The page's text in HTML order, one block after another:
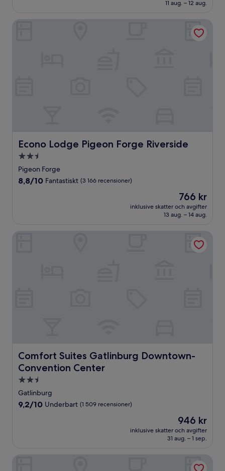
11 aug. – 12 aug.
Econo Lodge Pigeon Forge Riverside
Econo Lodge Pigeon Forge Riverside
2.5-
stjärnigt
boende
Pigeon Forge
8.8
8,8/10 Fantastiskt (3 166 recensioner)
Priset
är
766 kr
766 kr
inklusive skatter och avgifter
13 aug. – 14 aug.
Comfort Suites Gatlinburg Downtown-
Convention Center
Comfort Suites Gatlinburg Downtown-Convention
2.5-
stjärnigt
boende
Gatlinburg
9.2
9,2/10 Underbart (1 509 recensioner)
Priset
är
946 kr
946 kr
inklusive skatter och avgifter
31 aug. – 1 sep.
Comfort Suites Gatlinburg Downtown-Convention Center